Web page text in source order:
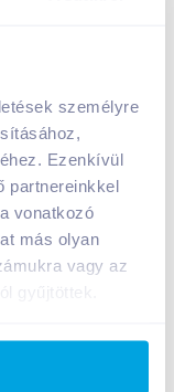
személyre
Ezenkívül
partnereinkkel
vonatkozó
más olyan
vagy az
27% áfa)